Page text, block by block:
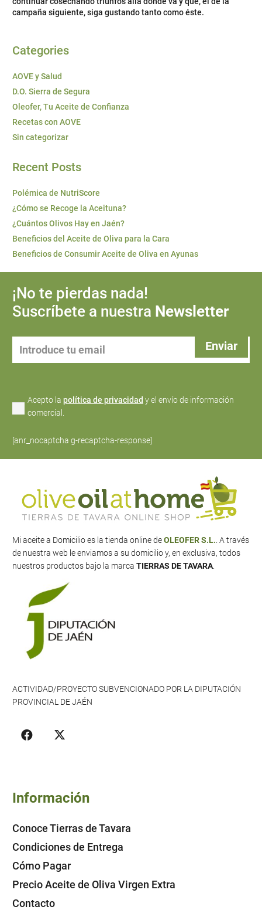
campaña siguiente, siga gustando tanto como éste.
Categories
AOVE y Salud
D.O. Sierra de Segura
Oleofer, Tu Aceite de Confianza
Recetas con AOVE
Sin categorizar
Recent Posts
Polémica de NutriScore
¿Cómo se Recoge la Aceituna?
¿Cuántos Olivos Hay en Jaén?
Beneficios del Aceite de Oliva para la Cara
Beneficios de Consumir Aceite de Oliva en Ayunas
¡No te pierdas nada!
Suscríbete a nuestra Newsletter
Acepto la política de privacidad y el envío de información
comercial.
[anr_nocaptcha g-recaptcha-response]
Mi aceite a Domicilio es la tienda online deOLEOFER S.L. . A través
de nuestra web le enviamos a su domicilio y, en exclusiva, todos
nuestros productos bajo la marca TIERRAS DE TAVARA
ACTIVIDAD/PROYECTO SUBVENCIONADO POR LA DIPUTACIÓN
PROVINCIAL DE JAÉN
Información
Conoce Tierras de Tavara
Condiciones de Entrega
Cómo Pagar
Precio Aceite de Oliva Virgen Extra
Contacto